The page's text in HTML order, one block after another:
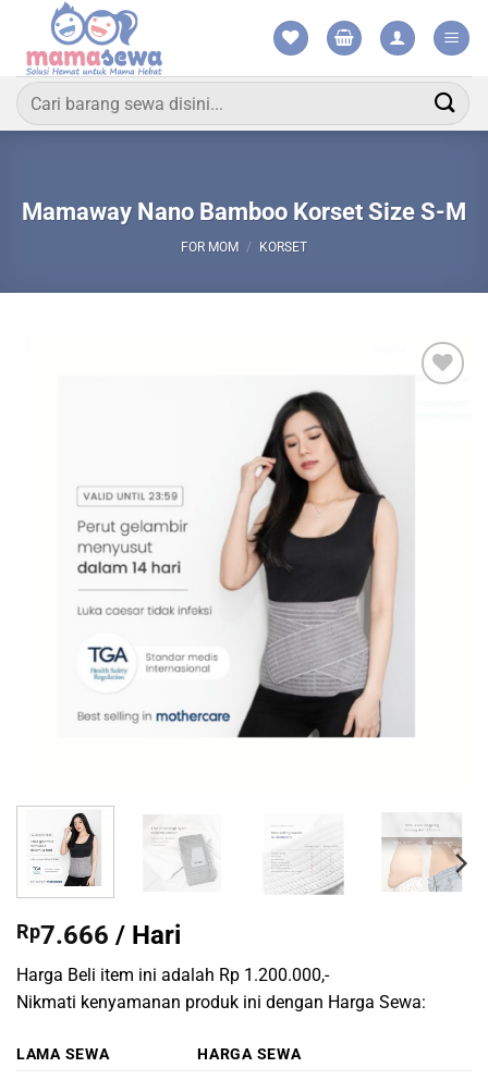
content
Pencarian
untuk:
Mamaway Nano Bamboo Korset Size S-M
FOR MOM / KORSET
Rp7.666 / Hari
Harga Beli item ini adalah Rp 1.200.000,-
Nikmati kenyamanan produk ini dengan Harga Sewa:
LAMA SEWA
HARGA SEWA